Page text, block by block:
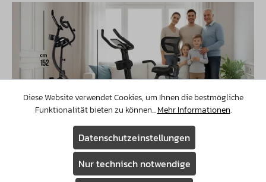
Diese Website verwendet Cookies, um Ihnen die bestmögliche
Funktionalität bieten zu können...Mehr Informationen.
Datenschutzeinstellungen
Nur technisch notwendige